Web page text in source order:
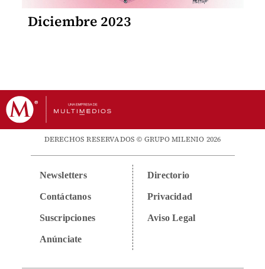
Diciembre 2023
DERECHOS RESERVADOS © GRUPO MILENIO 2026
Newsletters
Contáctanos
Suscripciones
Anúnciate
Directorio
Privacidad
Aviso Legal